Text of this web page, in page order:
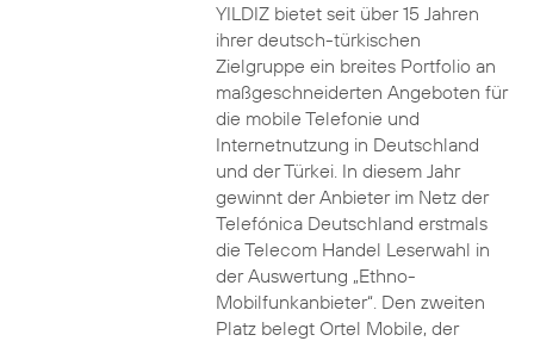
YILDIZ bietet seit über 15 Jahren
ihrer deutsch-türkischen
Zielgruppe ein breites Portfolio an
maßgeschneiderten Angeboten für
die mobile Telefonie und
Internetnutzung in Deutschland
und der Türkei. In diesem Jahr
gewinnt der Anbieter im Netz der
Telefónica Deutschland erstmals
die Telecom Handel Leserwahl in
der Auswertung „Ethno-
Mobilfunkanbieter“. Den zweiten
Platz belegt Ortel Mobile, der